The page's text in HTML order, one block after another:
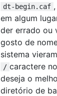
dt-begin.caf ,
em algum
der errado ou
gosto de
sistema
/ caractere
deseja o
diretório de